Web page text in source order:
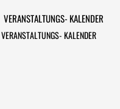
VERANSTALTUNGS- KALENDER